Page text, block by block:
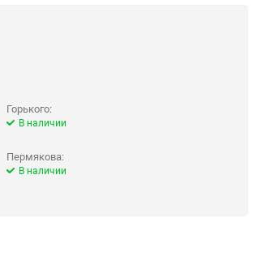
Горького:
В наличии
Пермякова:
В наличии